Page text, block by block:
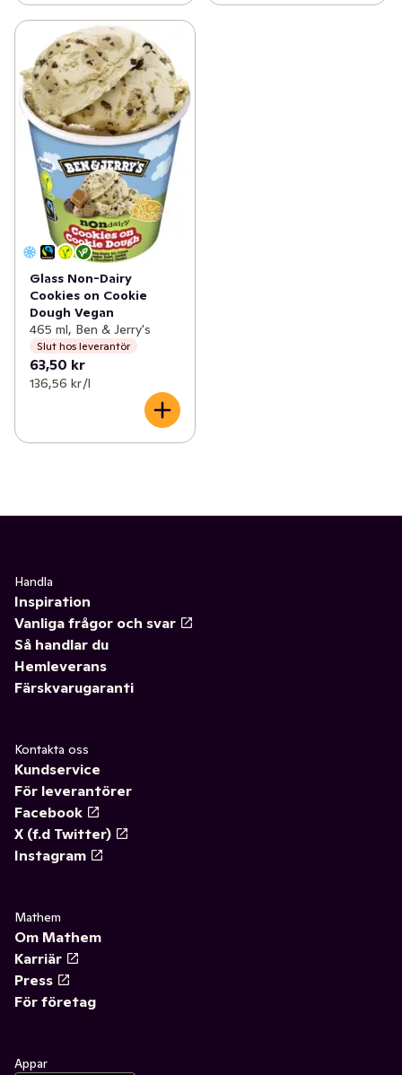
Glass Non-Dairy
Cookies on Cookie
Dough Vegan
465 ml, Ben & Jerry's
Slut hos leverantör
63,50 kr
136,56 kr /l
Handla
Inspiration
Vanliga frågor och svar
Så handlar du
Hemleverans
Färskvarugaranti
Kontakta oss
Kundservice
För leverantörer
Facebook
X (f.d Twitter)
Instagram
Mathem
Om Mathem
Karriär
Press
För företag
Appar